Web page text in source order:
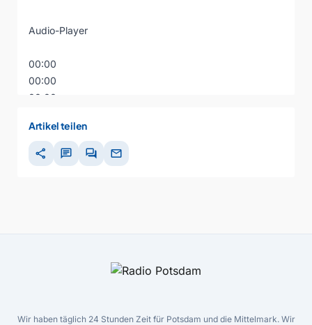
Audio-Player
00:00
00:00
00:00
Artikel teilen
share chat forum mail
Wir haben täglich 24 Stunden Zeit für Potsdam und die Mittelmark. Wir